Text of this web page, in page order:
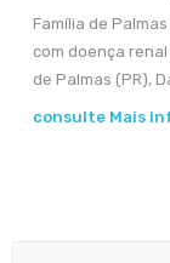
Família de
com doença renal
de Palmas (PR),
consulte Mais